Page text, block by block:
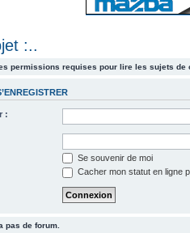
:..
permissions requises pour lire les sujets de
:
Se souvenir de moi
Cacher mon statut en ligne
pas de forum.